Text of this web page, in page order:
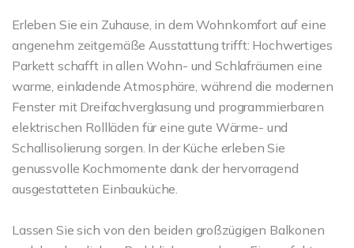
Erleben Sie ein Zuhause, in dem Wohnkomfort auf eine
angenehm zeitgemäße Ausstattung trifft: Hochwertiges
Parkett schafft in allen Wohn- und Schlafräumen eine
warme, einladende Atmosphäre, während die modernen
Fenster mit Dreifachverglasung und programmierbaren
elektrischen Rollläden für eine gute Wärme- und
Schallisolierung sorgen. In der Küche erleben Sie
genussvolle Kochmomente dank der hervorragend
ausgestatteten Einbauküche.
Lassen Sie sich von den beiden großzügigen Balkonen